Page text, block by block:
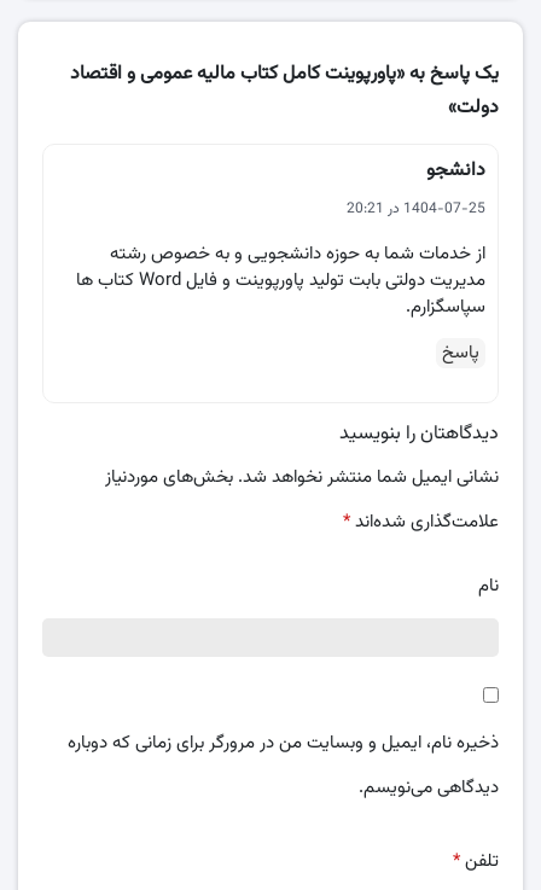
یک پاسخ به «پاورپوینت کامل کتاب مالیه عمومی و اقتصاد
دولت»
دانشجو
1404-07-25 در 20:21
از خدمات شما به حوزه دانشجویی و به خصوص رشته
مدیریت دولتی بابت تولید پاورپوینت و فایل Word کتاب ها
سپاسگزارم.
پاسخ
دیدگاهتان را بنویسید
نشانی ایمیل شما منتشر نخواهد شد. بخش‌های موردنیاز
علامت‌گذاری شده‌اند*
نام
ذخیره نام، ایمیل و وبسایت من در مرورگر برای زمانی که دوباره
دیدگاهی می‌نویسم.
تلفن*